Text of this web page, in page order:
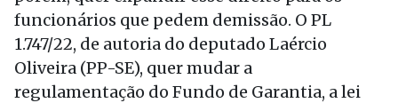
funcionários que pedem demissão. O PL
1.747/22, de autoria do deputado Laércio
Oliveira (PP-SE), quer mudar a
regulamentação do Fundo de Garantia, a lei